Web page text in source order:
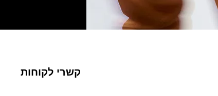
קשרי לקוחות